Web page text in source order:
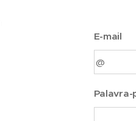
E-mail
Palavra-